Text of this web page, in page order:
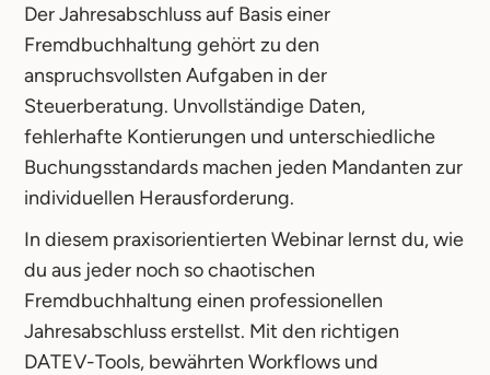
Der Jahresabschluss auf Basis einer
Fremdbuchhaltung gehört zu den
anspruchsvollsten Aufgaben in der
Steuerberatung. Unvollständige Daten,
fehlerhafte Kontierungen und unterschiedliche
Buchungsstandards machen jeden Mandanten zur
individuellen Herausforderung.
In diesem praxisorientierten Webinar lernst du, wie
du aus jeder noch so chaotischen
Fremdbuchhaltung einen professionellen
Jahresabschluss erstellst. Mit den richtigen
DATEV-Tools, bewährten Workflows und